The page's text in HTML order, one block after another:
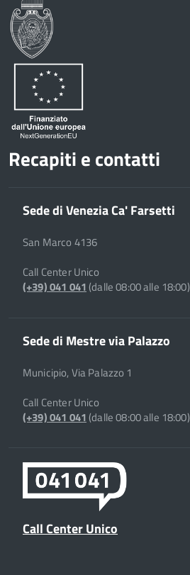
Recapiti e contatti
Sede di Venezia Ca' Farsetti
San Marco 4136
Call Center Unico
(+39) 041 041(dalle 08:00 alle 18:00)
Sede di Mestre via Palazzo
Municipio, Via Palazzo 1
Call Center Unico
(+39) 041 041(dalle 08:00 alle 18:00)
Call Center Unico